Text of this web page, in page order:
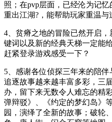
照；在pvp层面，已经沦为记
重出江湖?，能帮助玩家重温与
4、贫瘠之地的冒险已然开启
键词以及新的经典天梯一定能
赶紧登录游戏感受一下？
5、感谢各位侦探三年来的陪
追逐故事越来越丰富多彩，三
办，留下来无数令人难忘的精
弹辩驳》、《约定的梦幻岛》
园，演绎了全新的故事；破轮